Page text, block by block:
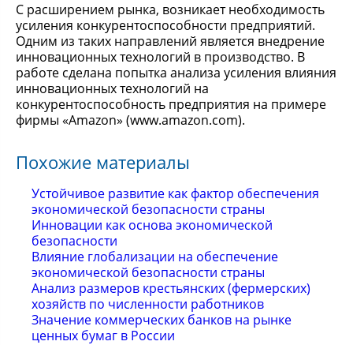
С расширением рынка, возникает необходимость
усиления конкурентоспособности предприятий.
Одним из таких направлений является внедрение
инновационных технологий в производство. В
работе сделана попытка анализа усиления влияния
инновационных технологий на
конкурентоспособность предприятия на примере
фирмы «Amazon» (www.amazon.com).
Похожие материалы
Устойчивое развитие как фактор обеспечения
экономической безопасности страны
Инновации как основа экономической
безопасности
Влияние глобализации на обеспечение
экономической безопасности страны
Анализ размеров крестьянских (фермерских)
хозяйств по численности работников
Значение коммерческих банков на рынке
ценных бумаг в России